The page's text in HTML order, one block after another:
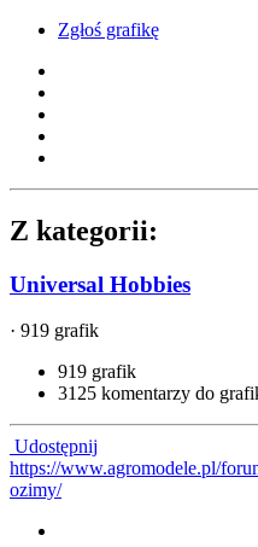
Zgłoś grafikę
Z kategorii:
Universal Hobbies
· 919 grafik
919 grafik
3125 komentarzy do
Udostępnij
https://www.agromodele.pl/
ozimy/